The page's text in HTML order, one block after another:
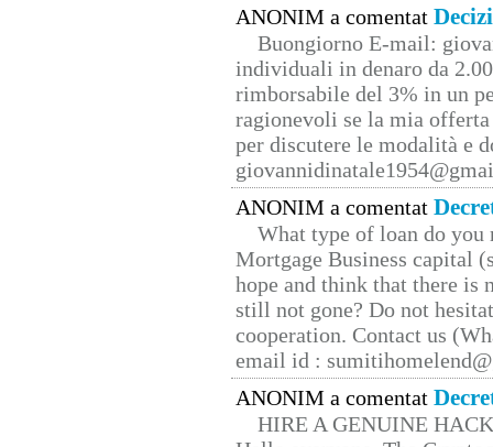
ANONIM a comentat
Buongiorno E-mail:
individuali in denaro da
rimborsabile del 3% in un
ragionevoli se la mia
per discutere le modalità e
ANONIM a comentat
What type of loan do you
Mortgage Business capital
hope and think that there is
still not gone? Do not
cooperation. Contact us
email id :
ANONIM a comentat
HIRE A GENUINE